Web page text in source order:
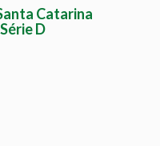
Catarina
D